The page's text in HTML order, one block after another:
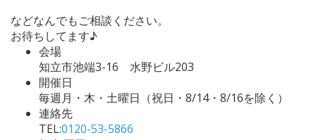
などなんでもご相談ください。
お待ちしてます♪
会場
知立市池端3-16 水野ビル203
開催日
毎週月・木・土曜日（祝日・8/14・8/16を除く）
連絡先
TEL:0120-53-5866